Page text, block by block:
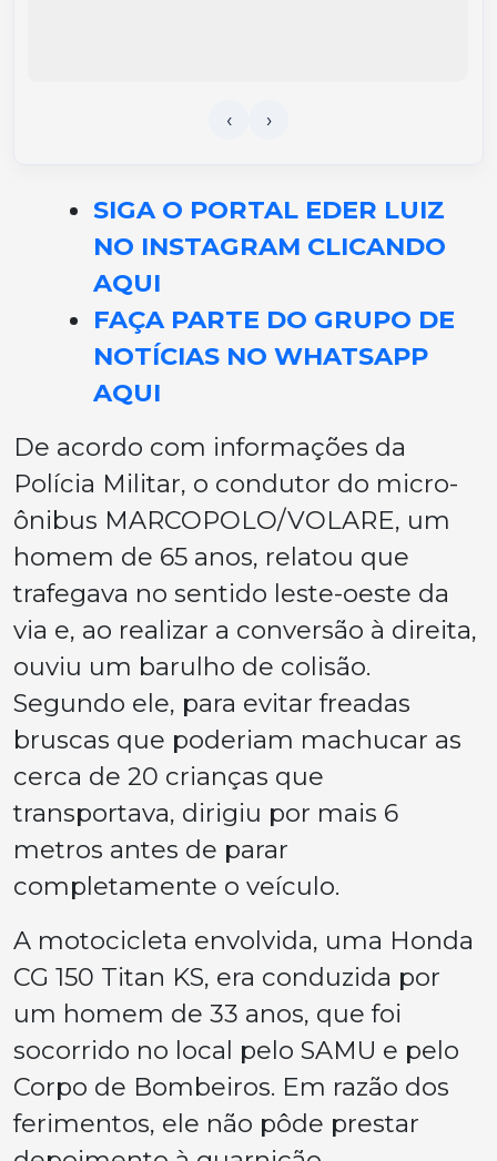
SIGA O PORTAL EDER LUIZ
NO INSTAGRAM CLICANDO
AQUI
FAÇA PARTE DO GRUPO DE
NOTÍCIAS NO WHATSAPP
AQUI
De acordo com informações da
Polícia Militar, o condutor do micro-
ônibus MARCOPOLO/VOLARE, um
homem de 65 anos, relatou que
trafegava no sentido leste-oeste da
via e, ao realizar a conversão à direita,
ouviu um barulho de colisão.
Segundo ele, para evitar freadas
bruscas que poderiam machucar as
cerca de 20 crianças que
transportava, dirigiu por mais 6
metros antes de parar
completamente o veículo.
A motocicleta envolvida, uma Honda
CG 150 Titan KS, era conduzida por
um homem de 33 anos, que foi
socorrido no local pelo SAMU e pelo
Corpo de Bombeiros. Em razão dos
ferimentos, ele não pôde prestar